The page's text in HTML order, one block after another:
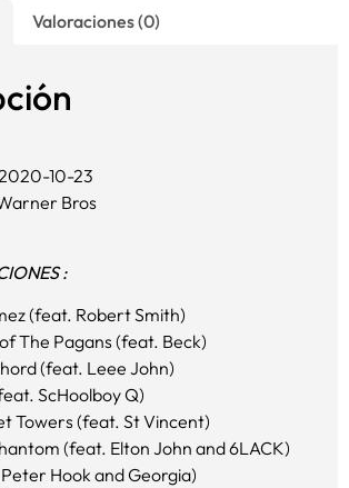
Valoraciones (0)
10-23
Bros
:
(feat. Robert Smith)
The Pagans (feat. Beck)
(feat. Leee John)
ScHoolboy Q)
Towers (feat. St Vincent)
(feat. Elton John and 6LACK)
Hook and Georgia)